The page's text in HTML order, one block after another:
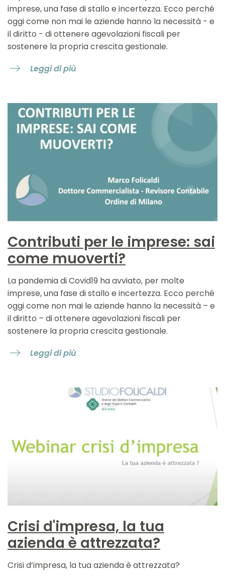
imprese, una fase di stallo e incertezza. Ecco perché
oggi come non mai le aziende hanno la necessità - e
il diritto - di ottenere agevolazioni fiscali per
sostenere la propria crescita gestionale.
Leggi di più
Contributi per le imprese: sai
come muoverti?
La pandemia di Covid19 ha avviato, per molte
imprese, una fase di stallo e incertezza. Ecco perché
oggi come non mai le aziende hanno la necessità – e
il diritto – di ottenere agevolazioni fiscali per
sostenere la propria crescita gestionale.
Leggi di più
Crisi d'impresa, la tua
azienda è attrezzata?
Crisi d’impresa, la tua azienda è attrezzata?